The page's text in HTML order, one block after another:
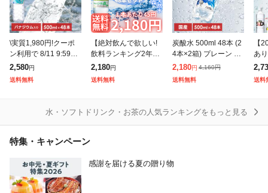
\実質1,980円!クーポ
ン利用で 8/11 9:59ま
で/水 500ml 48本 富士
山の天然水 500ml×48
本 ラベルレ
2,580円
送料無料
【絶対飲んで欲しい!
飲料ランキング2年連
続1位の環境省に選定
された天然水!】 大容
量48本入り! 1本あた
の
2,180円
送料無料
炭酸水 500ml 48本 (2
4本×2箱) プレーン 強
炭酸水 アイリスオー
ヤマ クリスタルスパ
ーク 炭酸 無糖 クリス
2,180円 4,160円
送料無料
【
あ
強
炭
送料
水・ソフトドリンク・お茶の人気ランキングをもっと見る
特集・キャンペーン
感謝を届ける夏の贈り物